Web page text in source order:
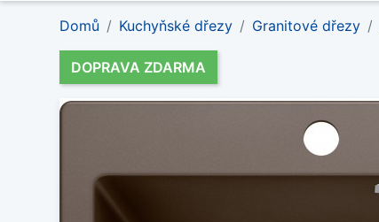
Domů Kuchyňské dřezy Granitové dřezy
DOPRAVA ZDARMA